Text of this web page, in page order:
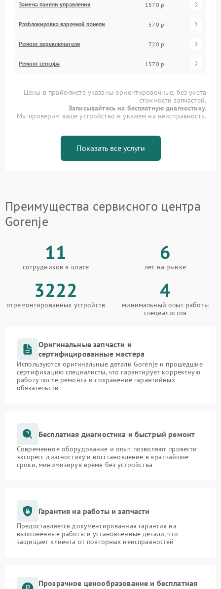
Замена панели управления 1570 р
Разблокировка варочной панели 570 р
Ремонт переключателя 720 р
Ремонт сенсора 1570 р
Цены в прайс-листе указаны ориентировочные, без учета
стоимости запчастей.
Записывайтесь на бесплатную диагностику.
Мы проверим ваше устройство и укажем на неисправность.
Показать все услуги
Преимущества сервисного центра
Gorenje
11
сотрудников в штате
6
лет на рынке
3222
отремонтированных устройств
4
минимальный опыт работы
специалистов
Оригинальные запчасти и
сертифицированные мастера
Используются оригинальные детали Gorenje и прошедшие
сертификацию специалисты, что гарантирует корректную
работу после ремонта и сохранение гарантийных
обязательств
Бесплатная диагностика и быстрый ремонт
Современное оборудование и опыт позволяют провести
экспресс-диагностику и восстановление в кратчайшие
сроки, минимизируя время без устройства
Гарантия на работы и запчасти
Предоставляется документированная гарантия на
выполненные работы и установленные детали, что
защищает клиента от повторных неисправностей
Прозрачное ценообразование и бесплатная